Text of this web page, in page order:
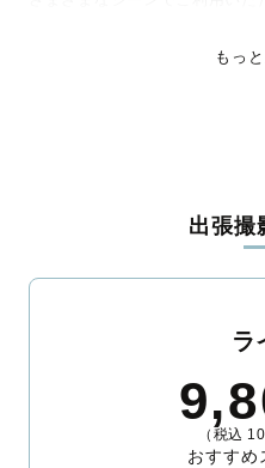
ありのままの空気感を大切に
ィを身につけたプロのカメラ
ます。創業10年のノウハウを
験をお届けします。
整。自然な雰囲気を残しつつ
に。きっと「こんな写真を撮
出会えます。まずは、ラブグラ
もっ
出張撮
ラ
（税込
おすすめ